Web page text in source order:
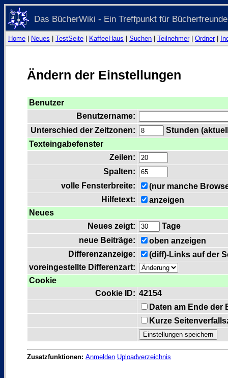
Das BücherWiki - Ein Treffpunkt für Bücherfreunde
Home Neues TestSeite KaffeeHaus Suchen Teilnehmer| Ordner|
Ändern der Einstellungen
Benutzer
Benutzername:
Unterschied der Zeitzonen:
Stunden
Texteingabefenster
Zeilen:
Spalten:
volle Fensterbreite:
(nur manche
Hilfetext:
anzeigen
Neues
Neues zeigt:
Tage
neue Beiträge:
oben anzeigen
Differenzanzeige:
(diff)-Links auf der
voreingestellte Differenzart:
Cookie
Cookie ID: 42154
Daten am Ende
Kurze
Zusatzfunktionen: Anmelden Uploadverzeichnis